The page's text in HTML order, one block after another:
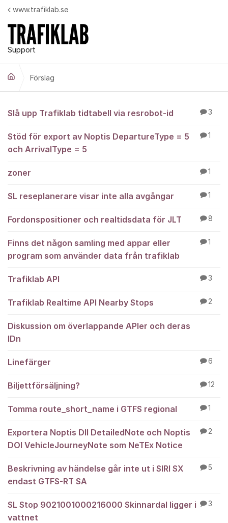
Hoppa till innehåll
Support
www.trafiklab.se
Förslag
Förslag
Slå upp Trafiklab tidtabell via resrobot-id 3
Stöd för export av Noptis DepartureType = 5
och ArrivalType = 5
1
zoner 1
SL reseplanerare visar inte alla avgångar 1
Fordonspositioner och realtidsdata för JLT 8
Finns det någon samling med appar eller
program som använder data från trafiklab
1
Trafiklab API 3
Trafiklab Realtime API Nearby Stops 2
Diskussion om överlappande APIer och deras
IDn
Linefärger 6
Biljettförsäljning? 12
Tomma route_short_name i GTFS regional 1
Exportera Noptis DII DetailedNote och Noptis
DOI VehicleJourneyNote som NeTEx Notice
2
Beskrivning av händelse går inte ut i SIRI SX
endast GTFS-RT SA
5
SL Stop 9021001000216000 Skinnardal ligger i
vattnet
3